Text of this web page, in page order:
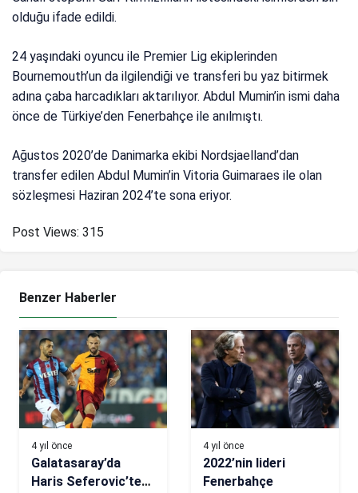
olduğu ifade edildi.
24 yaşındaki oyuncu ile Premier Lig ekiplerinden
Bournemouth’un da ilgilendiği ve transferi bu yaz bitirmek
adına çaba harcadıkları aktarılıyor. Abdul Mumin’in ismi daha
önce de Türkiye’den Fenerbahçe ile anılmıştı.
Ağustos 2020’de Danimarka ekibi Nordsjaelland’dan
transfer edilen Abdul Mumin’in Vitoria Guimaraes ile olan
sözleşmesi Haziran 2024’te sona eriyor.
Post Views: 315
Benzer Haberler
4 yıl önce
Galatasaray’da
Haris Seferovic’ten
4 yıl önce
2022’nin lideri
Fenerbahçe